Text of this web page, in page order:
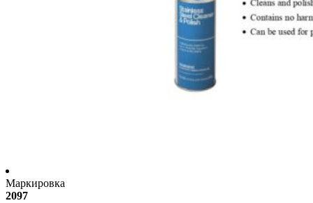
Маркировка
2097